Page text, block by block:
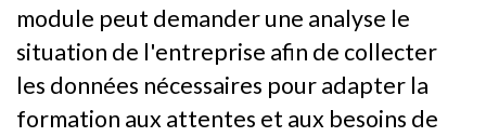
module peut demander une analyse le
situation de l'entreprise afin de collecter
les données nécessaires pour adapter la
formation aux attentes et aux besoins de